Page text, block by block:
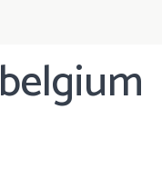
belgium